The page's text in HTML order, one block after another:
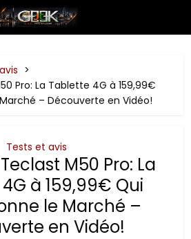
Pro: La Tablette 4G à 159,99€
– Découverte en Vidéo!
Tests et avis
M50 Pro: La
à 159,99€ Qui
le Marché –
en Vidéo!